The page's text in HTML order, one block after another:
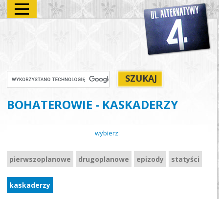
BOHATEROWIE - KASKADERZY
wybierz:
pierwszoplanowe drugoplanowe epizody statyści
kaskaderzy